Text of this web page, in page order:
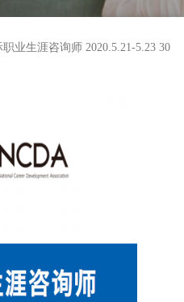
职业生涯咨询师 2020.5.21-5.23 30